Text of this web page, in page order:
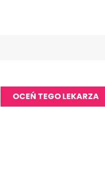
OCEŃ TEGO LEKARZA